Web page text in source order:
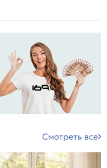
Смотреть все